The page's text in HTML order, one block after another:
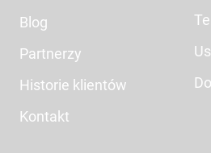
Blog
Partnerzy
Historie klientów
Kontakt